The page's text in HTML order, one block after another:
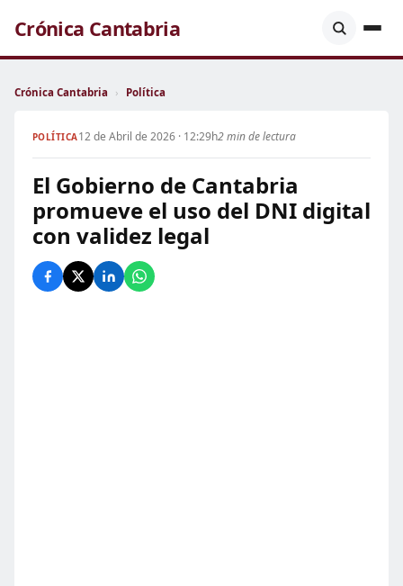
Crónica Cantabria
Crónica Cantabria › Política
POLÍTICA12 de Abril de 2026 · 12:29h2 min de lectura
El Gobierno de Cantabria
promueve el uso del DNI digital
con validez legal